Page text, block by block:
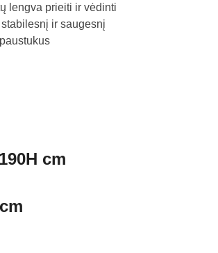
lengva prieiti ir vėdinti
ir saugesnį
cm